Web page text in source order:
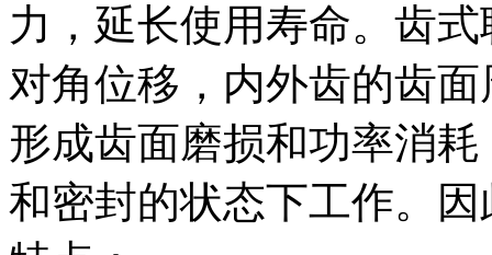
力，延长使用寿命。齿
对角位移，内外齿的齿
形成齿面磨损和功率消
和密封的状态下工作。